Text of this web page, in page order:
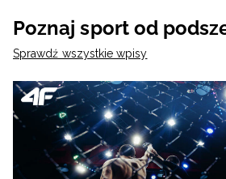
Poznaj sport od
Sprawdź wszystkie wpisy